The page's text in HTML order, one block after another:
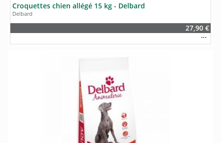
Croquettes chien allégé 15 kg - Delbard
Delbard
27,90 €